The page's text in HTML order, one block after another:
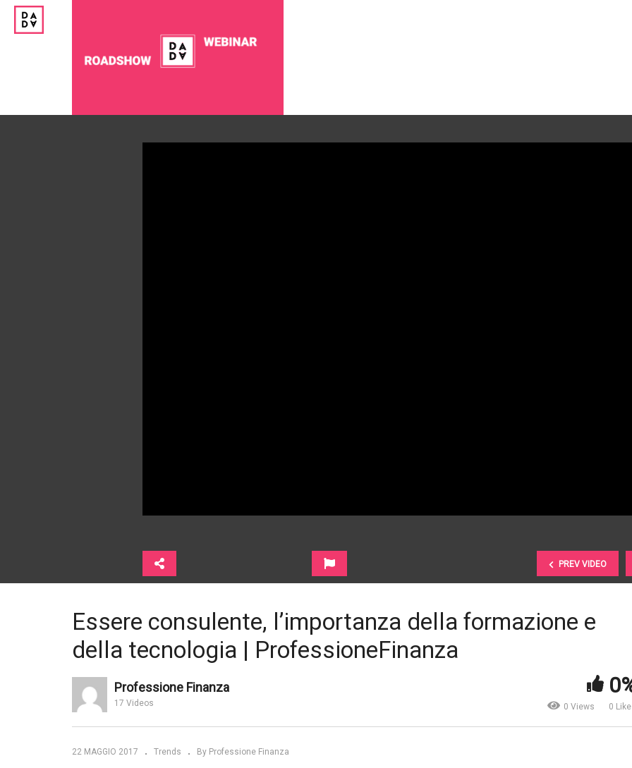
PREV VIDEO
Passaggio generazionale.
Quanto è importante la
GAM Italia
“C’è molto interesse per la
responsabilità sociale”,
Essere consulente, l’importanza della formazione e
della tecnologia | ProfessioneFinanza
Professione Finanza
17 Videos 0 Views 0
22 MAGGIO 2017 Trends By Professione Finanza